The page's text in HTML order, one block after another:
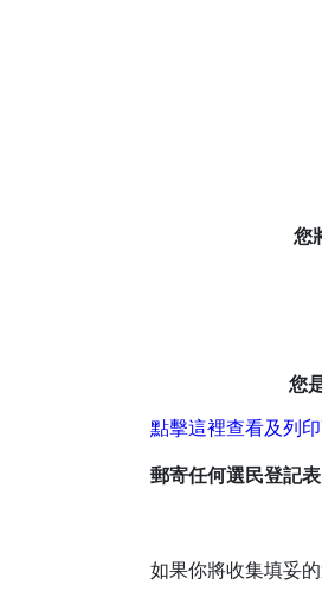
您
您
點擊這裡查看及列
郵寄任何選民登記
如果你將收集填妥